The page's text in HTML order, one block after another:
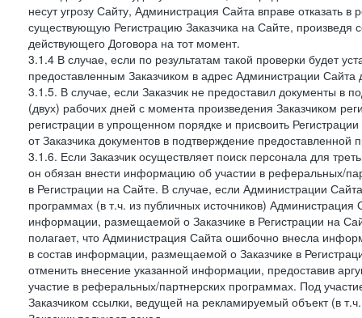
несут угрозу Сайту, Администрация Сайта вправе отказать
существующую Регистрацию Заказчика на Сайте, произведя
действующего Договора на тот момент.
3.1.4 В случае, если по результатам такой проверки будет
предоставленным Заказчиком в адрес Администрации
3.1.5. В случае, если Заказчик не предоставил документы в
(двух) рабочих дней с момента произведения Заказчиком
регистрации в упрощенном порядке и присвоить
от Заказчика документов в подтверждение
3.1.6. Если Заказчик осуществляет поиск персонала для
он обязан внести информацию об участии в реферальных/
в Регистрации на Сайте. В случае, если Администрации
программах (в т.ч. из публичных источников)
информации, размещаемой о Заказчике в Регистрации на
полагает, что Администрация Сайта ошибочно внесла
в состав информации, размещаемой о Заказчике в
отменить внесение указанной информации, предоставив
участие в реферальных/партнерских программах. Под
Заказчиком ссылки, ведущей на рекламируемый объект (в